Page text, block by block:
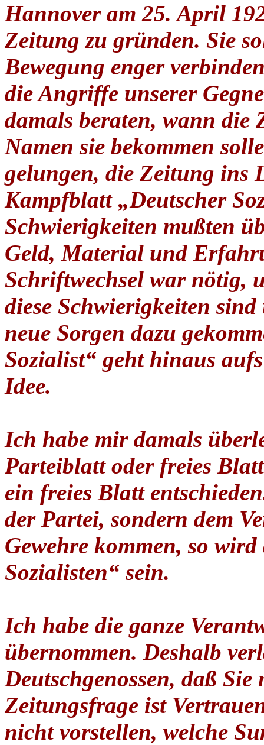
Hannover am 25. April
Zeitung zu gründen. Sie
Bewegung enger
die Angriffe unserer
damals beraten, wann die
Namen sie bekommen
gelungen, die Zeitung ins
Kampfblatt „Deutscher
Schwierigkeiten mußten
Geld, Material und
Schriftwechsel war nötig,
diese Schwierigkeiten
neue Sorgen dazu
Sozialist“ geht hinaus
Idee.
Ich habe mir damals
Parteiblatt oder freies
ein freies Blatt
der Partei, sondern dem
Gewehre kommen, so
Sozialisten“ sein.
Ich habe die ganze
übernommen. Deshalb
Deutschgenossen, daß
Zeitungsfrage ist
nicht vorstellen, welche